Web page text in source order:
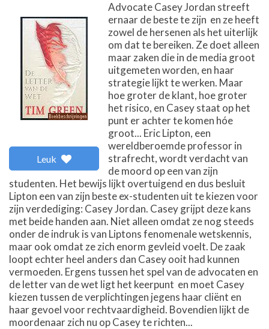
Leuk
Advocate Casey Jordan streeft
ernaar de beste te zijn  en ze heeft
zowel de hersenen als het uiterlijk
om dat te bereiken. Ze doet alleen
maar zaken die in de media groot
uitgemeten worden, en haar
strategie lijkt te werken. Maar
hoe groter de klant, hoe groter
het risico, en Casey staat op het
punt er achter te komen hóe
groot... Eric Lipton, een
wereldberoemde professor in
strafrecht, wordt verdacht van
de moord op een van zijn
studenten. Het bewijs lijkt overtuigend en dus besluit
Lipton een van zijn beste ex-studenten uit te kiezen voor
zijn verdediging: Casey Jordan. Casey grijpt deze kans
met beide handen aan. Niet alleen omdat ze nog steeds
onder de indruk is van Liptons fenomenale wetskennis,
maar ook omdat ze zich enorm gevleid voelt. De zaak
loopt echter heel anders dan Casey ooit had kunnen
vermoeden. Ergens tussen het spel van de advocaten en
de letter van de wet ligt het keerpunt  en moet Casey
kiezen tussen de verplichtingen jegens haar cliënt en
haar gevoel voor rechtvaardigheid. Bovendien lijkt de
moordenaar zich nu op Casey te richten...